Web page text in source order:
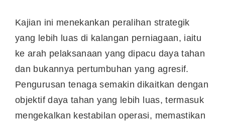
Kajian ini menekankan peralihan strategik
yang lebih luas di kalangan perniagaan, iaitu
ke arah pelaksanaan yang dipacu daya tahan
dan bukannya pertumbuhan yang agresif.
Pengurusan tenaga semakin dikaitkan dengan
objektif daya tahan yang lebih luas, termasuk
mengekalkan kestabilan operasi, memastikan